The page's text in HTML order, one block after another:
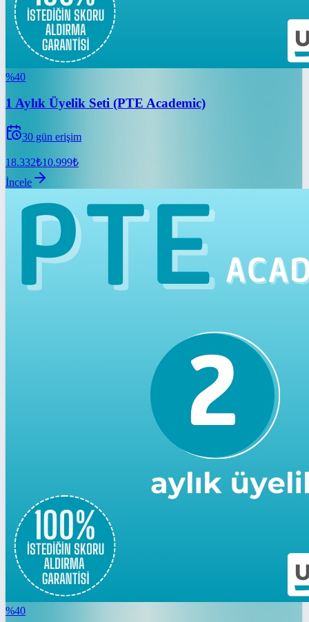
%40
1 Aylık Üyelik Seti (PTE Academic)
30 gün erişim
18.332₺10.999₺
İncele
%40